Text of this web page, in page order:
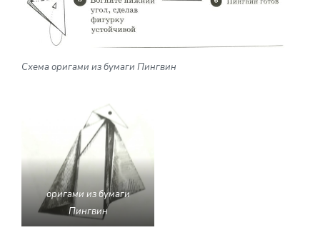
Схема оригами из бумаги Пингвин
оригами из бумаги
Пингвин